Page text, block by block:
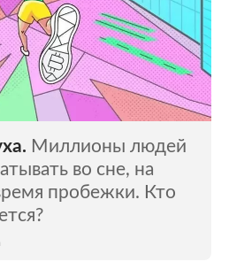
Миллионы людей
во сне, на
пробежки. Кто